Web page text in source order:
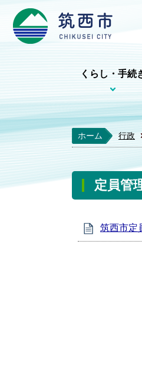
くらし・手続
ホーム 行政
定員管
筑西市定